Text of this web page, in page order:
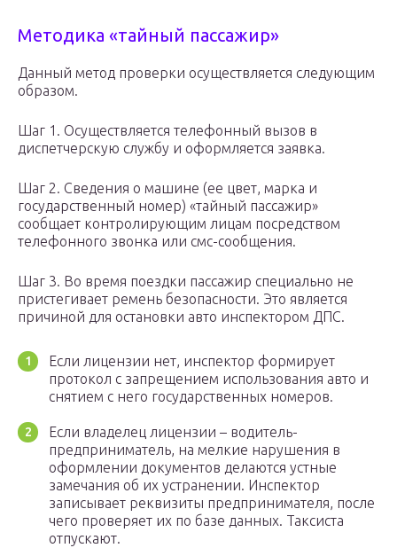
Методика «тайный пассажир»
Данный метод проверки осуществляется следующим
образом.
Шаг 1. Осуществляется телефонный вызов в
диспетчерскую службу и оформляется заявка.
Шаг 2. Сведения о машине (ее цвет, марка и
государственный номер) «тайный пассажир»
сообщает контролирующим лицам посредством
телефонного звонка или смс-сообщения.
Шаг 3. Во время поездки пассажир специально не
пристегивает ремень безопасности. Это является
причиной для остановки авто инспектором ДПС.
Если лицензии нет, инспектор формирует
протокол с запрещением использования авто и
снятием с него государственных номеров.
Если владелец лицензии – водитель-
предприниматель, на мелкие нарушения в
оформлении документов делаются устные
замечания об их устранении. Инспектор
записывает реквизиты предпринимателя, после
чего проверяет их по базе данных. Таксиста
отпускают.